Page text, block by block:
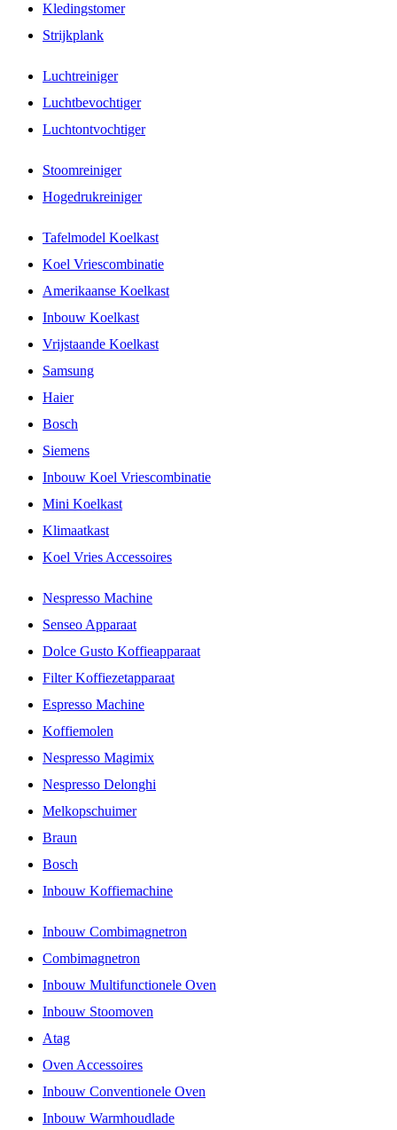
Kledingstomer
Strijkplank
Luchtreiniger
Luchtbevochtiger
Luchtontvochtiger
Stoomreiniger
Hogedrukreiniger
Tafelmodel Koelkast
Koel Vriescombinatie
Amerikaanse Koelkast
Inbouw Koelkast
Vrijstaande Koelkast
Samsung
Haier
Bosch
Siemens
Inbouw Koel Vriescombinatie
Mini Koelkast
Klimaatkast
Koel Vries Accessoires
Nespresso Machine
Senseo Apparaat
Dolce Gusto Koffieapparaat
Filter Koffiezetapparaat
Espresso Machine
Koffiemolen
Nespresso Magimix
Nespresso Delonghi
Melkopschuimer
Braun
Bosch
Inbouw Koffiemachine
Inbouw Combimagnetron
Combimagnetron
Inbouw Multifunctionele Oven
Inbouw Stoomoven
Atag
Oven Accessoires
Inbouw Conventionele Oven
Inbouw Warmhoudlade